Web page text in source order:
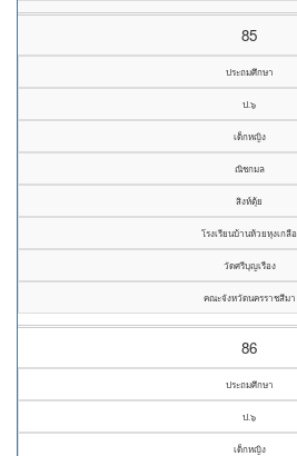
85
ประถมศึกษา
ป.๖
เด็กหญิง
ณิชกมล
สิงห์ตุ้ย
โรงเรียนบ้านห้วยหุงเกลือ
วัดศรีบุญเรือง
คณะจังหวัดนครราชสีมา
86
ประถมศึกษา
ป.๖
เด็กหญิง